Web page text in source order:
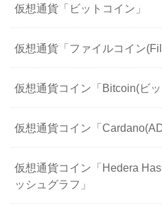
仮想通貨「ビットコイン」
仮想通貨「ファイルコイン
仮想通貨コイン「Bitcoin(ビッ
仮想通貨コイン「
仮想通貨コイン「Hedera
ッシュグラフ」